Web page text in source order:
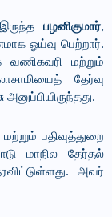
பழனிகுமார்,
ஓய்வு பெற்றார்.
மற்றும்
தேர்வு
பதிவுத்துறை
மாநில தேர்தல்
அவர்